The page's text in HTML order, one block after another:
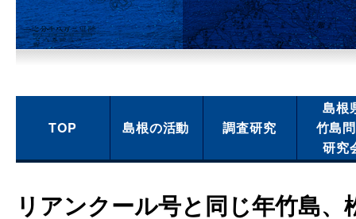
TOP 島根の活動 調査研究
島根
竹島
研究
リアンクール号と同じ年竹島